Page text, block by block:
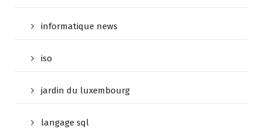
informatique news
iso
jardin du luxembourg
langage sql